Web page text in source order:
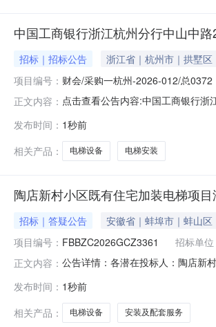
中国工商银行浙江杭州分行中山中
招标｜招标公告 浙江省｜杭州市｜拱墅区
项目编号： 财会/采购一杭州-2026-012/总0372
正文内容： 点击查看公告内容:中国工商银行
发布时间： 1秒前
相关产品：
电梯设备 电梯安装
陶店新村小区既有住宅加装电梯项
招标｜答疑公告 安徽省｜蚌埠市｜蚌山区
项目编号： FBBZC2026GCZ3361 招标单位
正文内容： 公告详情：各潜在投标人：陶店新
部分：①电梯设备部分最高限价为
报价，下浮
发布时间： 1秒前
相关产品：
电梯设备 安装及配套服务